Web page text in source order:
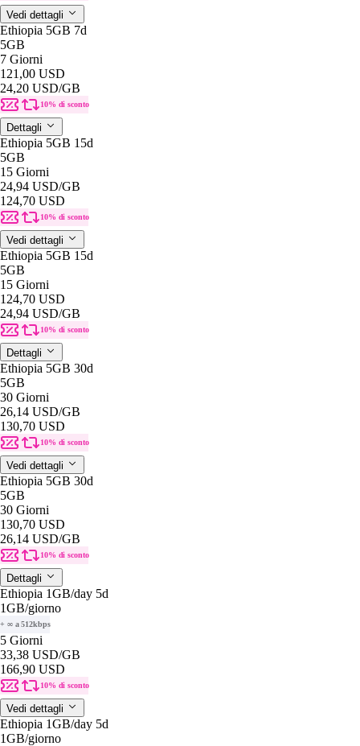
Vedi dettagli
Ethiopia 5GB 7d
5GB
7 Giorni
121,00 USD
24,20 USD/GB
10% di sconto
Dettagli
Ethiopia 5GB 15d
5GB
15 Giorni
24,94 USD/GB
124,70 USD
10% di sconto
Vedi dettagli
Ethiopia 5GB 15d
5GB
15 Giorni
124,70 USD
24,94 USD/GB
10% di sconto
Dettagli
Ethiopia 5GB 30d
5GB
30 Giorni
26,14 USD/GB
130,70 USD
10% di sconto
Vedi dettagli
Ethiopia 5GB 30d
5GB
30 Giorni
130,70 USD
26,14 USD/GB
10% di sconto
Dettagli
Ethiopia 1GB/day 5d
1GB/giorno
+ ∞ a 512kbps
5 Giorni
33,38 USD/GB
166,90 USD
10% di sconto
Vedi dettagli
Ethiopia 1GB/day 5d
1GB/giorno